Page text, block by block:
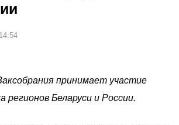
принимает участие
регионов Беларуси и России.